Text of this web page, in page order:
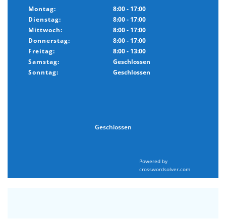
Montag:
8:00 - 17:00
Dienstag:
8:00 - 17:00
Mittwoch:
8:00 - 17:00
Donnerstag:
8:00 - 17:00
Freitag:
8:00 - 13:00
Samstag:
Geschlossen
Sonntag:
Geschlossen
Geschlossen
Powered by
crosswordsolver.com